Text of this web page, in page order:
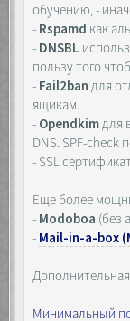
обучению, -
- Rspamd как
- DNSBL
пользу того
- Fail2banдля
ящикам.
- Opendkimдля
DNS. SPF-check
- SSL
Еще более
- Modoboa (без
- Mail-in-a-box
Минимальный